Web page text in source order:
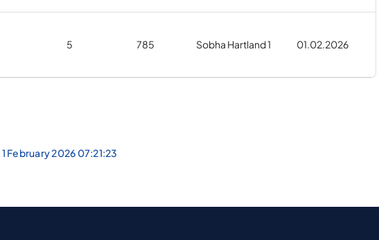
5 785 Sobha Hartland 1 01.02.2026
1 February 2026 07:21:23